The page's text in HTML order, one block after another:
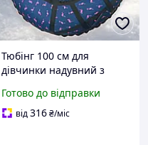
Тюбінг 100 см для
дівчинки надувний з
плюшка-таблетка
дівчинка гірок надувна
Готово до відправки
від316₴/міс